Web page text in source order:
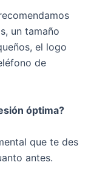
un tamaño
el logo
de
óptima?
que te des
antes.